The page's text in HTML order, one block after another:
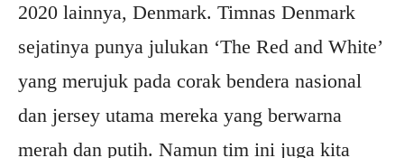
2020 lainnya, Denmark. Timnas Denmark
sejatinya punya julukan ‘The Red and White’
yang merujuk pada corak bendera nasional
dan jersey utama mereka yang berwarna
merah dan putih. Namun tim ini juga kita